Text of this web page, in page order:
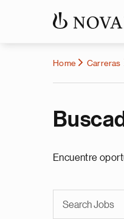
Home Carreras
Encuentre